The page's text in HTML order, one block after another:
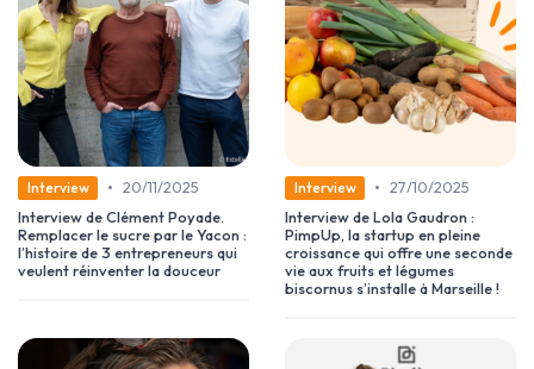
Interview • 20/11/2025
Interview de Clément Poyade.
Remplacer le sucre par le Yacon :
l’histoire de 3 entrepreneurs qui
veulent réinventer la douceur
Interview • 27/10/2025
Interview de Lola Gaudron :
PimpUp, la startup en pleine
croissance qui offre une seconde
vie aux fruits et légumes
biscornus s’installe à Marseille !